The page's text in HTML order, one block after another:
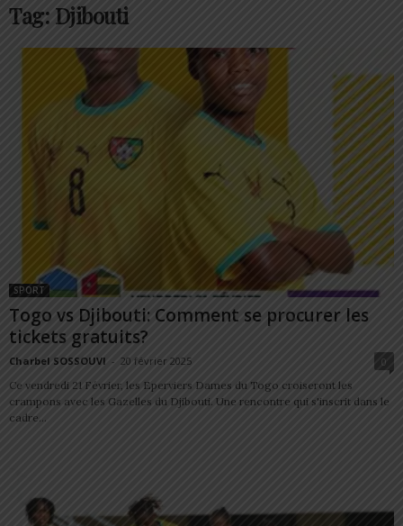
Tag: Djibouti
SPORT
Togo vs Djibouti: Comment se procurer les
tickets gratuits?
Charbel SOSSOUVI - 20 février 2025
0
Ce vendredi 21 Février, les Eperviers Dames du Togo croiseront les
crampons avec les Gazelles du Djibouti. Une rencontre qui s'inscrit dans le
cadre...